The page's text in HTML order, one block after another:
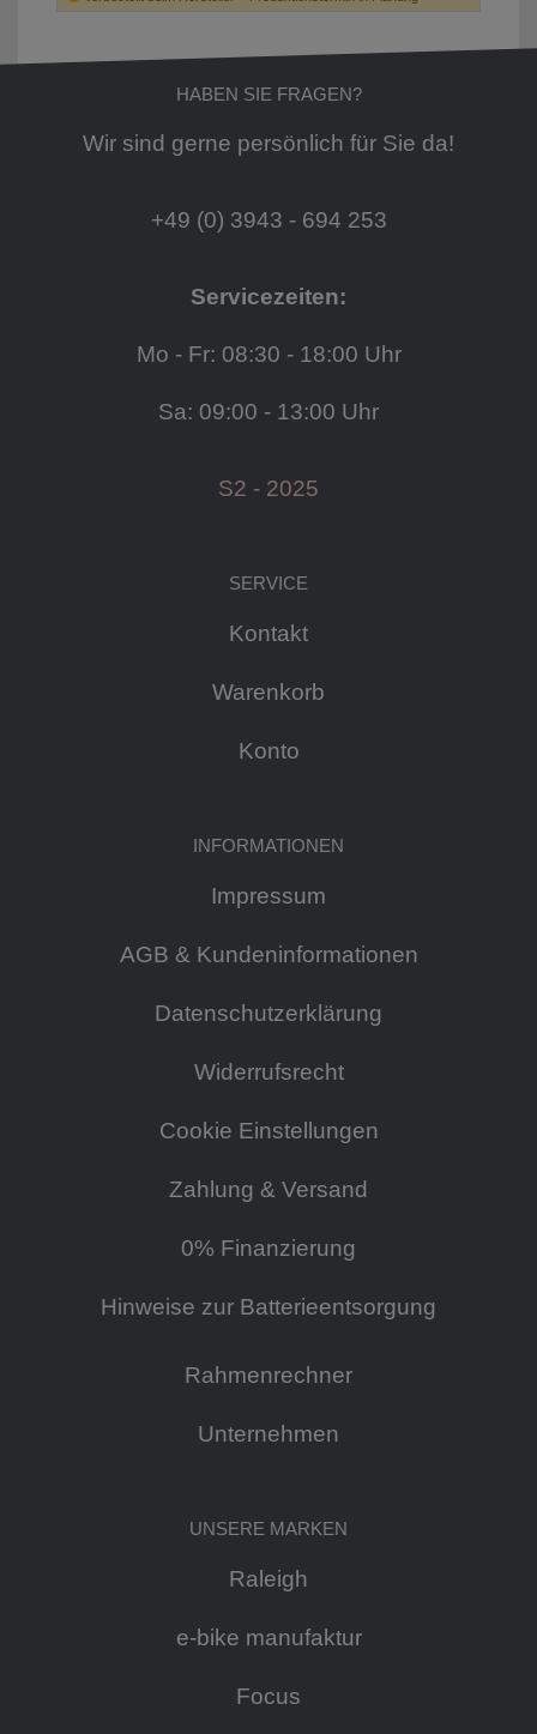
HABEN SIE FRAGEN?
Wir sind gerne persönlich für Sie da!
+49 (0) 3943 - 694 253
Servicezeiten:
Mo - Fr: 08:30 - 18:00 Uhr
Sa: 09:00 - 13:00 Uhr
S2 - 2025
SERVICE
Kontakt
Warenkorb
Konto
INFORMATIONEN
Impressum
AGB & Kundeninformationen
Datenschutzerklärung
Widerrufsrecht
Cookie Einstellungen
Zahlung & Versand
0% Finanzierung
Hinweise zur Batterieentsorgung
Rahmenrechner
Unternehmen
UNSERE MARKEN
Raleigh
e-bike manufaktur
Focus